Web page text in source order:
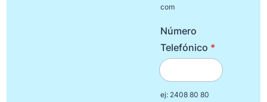
com
Número
Telefónico *
ej: 2408 80 80